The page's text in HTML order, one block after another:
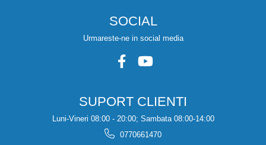
SOCIAL
Urmareste-ne in social media
SUPORT CLIENTI
Luni-Vineri 08:00 - 20:00; Sambata 08:00-14:00
0770661470